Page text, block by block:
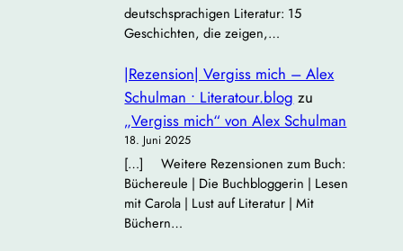
deutschsprachigen Literatur: 15
Geschichten, die zeigen,…
|Rezension| Vergiss mich – Alex
Schulman • Literatour.blog zu
„Vergiss mich“ von Alex Schulman
18. Juni 2025
[…] Weitere Rezensionen zum Buch:
Büchereule | Die Buchbloggerin | Lesen
mit Carola | Lust auf Literatur | Mit
Büchern…